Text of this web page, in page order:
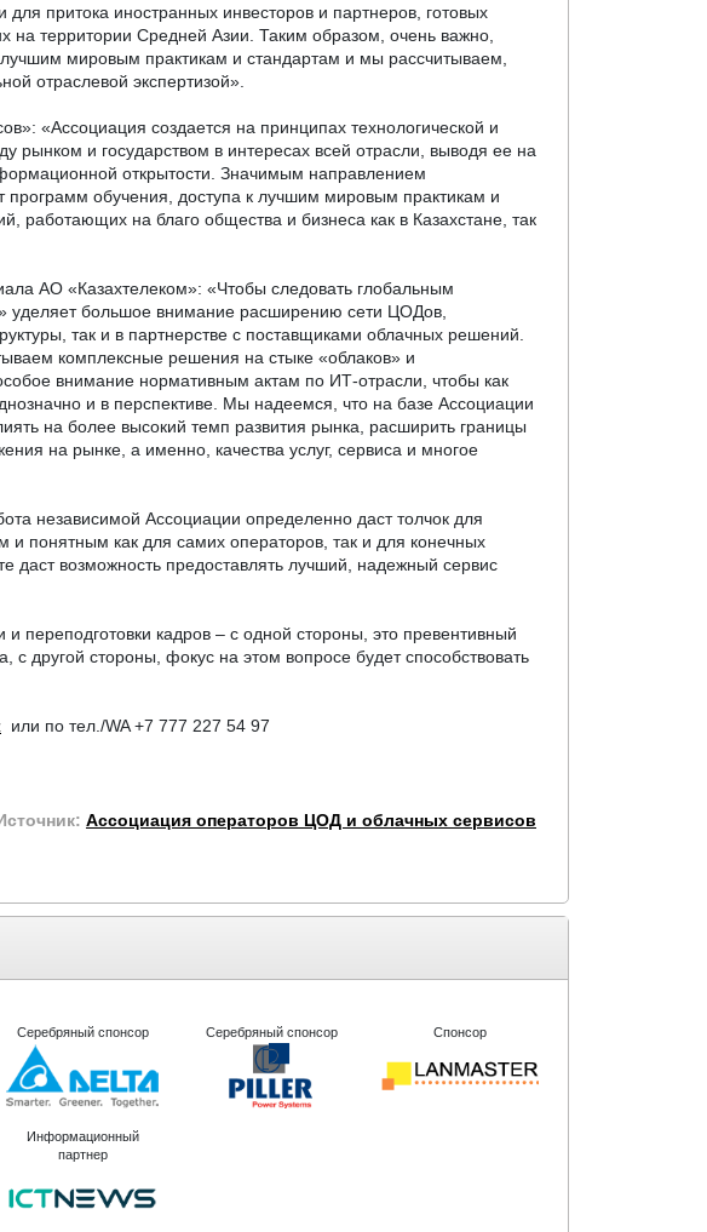
притока иностранных инвесторов и партнеров, готовых
на территории Средней Азии. Таким образом, очень важно,
мировым практикам и стандартам и мы рассчитываем,
отраслевой экспертизой».
«Ассоциация создается на принципах технологической и
рынком и государством в интересах всей отрасли, выводя ее на
открытости. Значимым направлением
программ обучения, доступа к лучшим мировым практикам и
работающих на благо общества и бизнеса как в Казахстане, так
АО «Казахтелеком»: «Чтобы следовать глобальным
уделяет большое внимание расширению сети ЦОДов,
так и в партнерстве с поставщиками облачных решений.
комплексные решения на стыке «облаков» и
внимание нормативным актам по ИТ-отрасли, чтобы как
и в перспективе. Мы надеемся, что на базе Ассоциации
на более высокий темп развития рынка, расширить границы
на рынке, а именно, качества услуг, сервиса и многое
независимой Ассоциации определенно даст толчок для
и понятным как для самих операторов, так и для конечных
даст возможность предоставлять лучший, надежный сервис
переподготовки кадров – с одной стороны, это превентивный
другой стороны, фокус на этом вопросе будет способствовать
или по тел./WA +7 777 227 54 97
Ассоциация операторов ЦОД и облачных сервисов
Серебряный спонсор Серебряный спонсор Спонсор
Информационный
партнер